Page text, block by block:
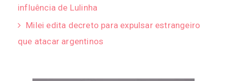
influência de Lulinha
Milei edita decreto para expulsar estrangeiro
que atacar argentinos